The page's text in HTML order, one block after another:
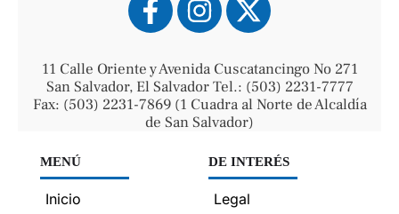
11 Calle Oriente y Avenida Cuscatancingo No 271
San Salvador, El Salvador Tel.: (503) 2231-7777
Fax: (503) 2231-7869 (1 Cuadra al Norte de Alcaldía
de San Salvador)
MENÚ
Inicio
DE INTERÉS
Legal